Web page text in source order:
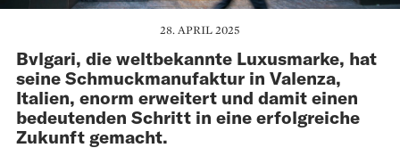
28. APRIL 2025
Bvlgari, die weltbekannte Luxusmarke, hat
seine Schmuckmanufaktur in Valenza,
Italien, enorm erweitert und damit einen
bedeutenden Schritt in eine erfolgreiche
Zukunft gemacht.